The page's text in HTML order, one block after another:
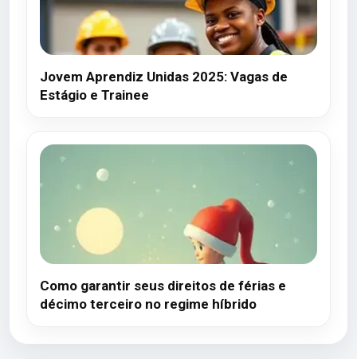
Jovem Aprendiz Unidas 2025: Vagas de
Estágio e Trainee
Como garantir seus direitos de férias e
décimo terceiro no regime híbrido